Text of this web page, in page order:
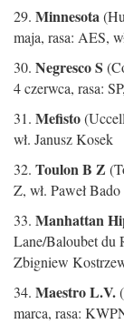
29. Minnesota
maja, rasa: AES,
30. Negresco S
4 czerwca, rasa:
31. Mefisto
wł. Janusz Kosek
32. Toulon B Z
Z, wł. Paweł Bado
33. Manhattan
Lane/Baloubet du
Zbigniew
34. Maestro L.V.
marca, rasa: